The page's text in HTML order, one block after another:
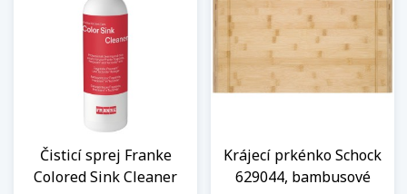
Čisticí sprej Franke
Colored Sink Cleaner
Krájecí prkénko Schock
629044, bambusové